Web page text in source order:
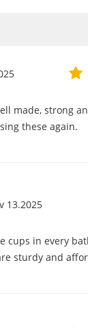
made, strong
these again.
13.2025
cups in every
sturdy and